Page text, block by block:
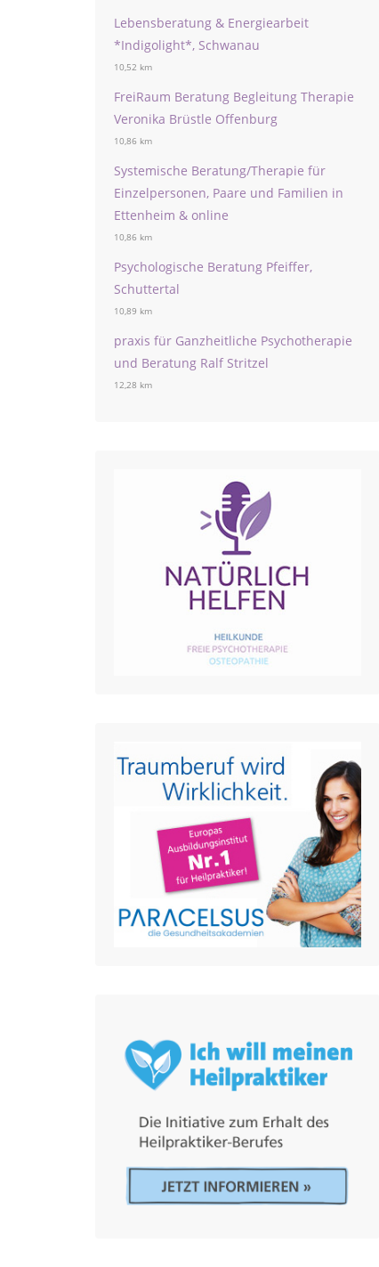
Lebensberatung & Energiearbeit
*Indigolight*, Schwanau
10,52 km
FreiRaum Beratung Begleitung Therapie
Veronika Brüstle Offenburg
10,86 km
Systemische Beratung/Therapie für
Einzelpersonen, Paare und Familien in
Ettenheim & online
10,86 km
Psychologische Beratung Pfeiffer,
Schuttertal
10,89 km
praxis für Ganzheitliche Psychotherapie
und Beratung Ralf Stritzel
12,28 km